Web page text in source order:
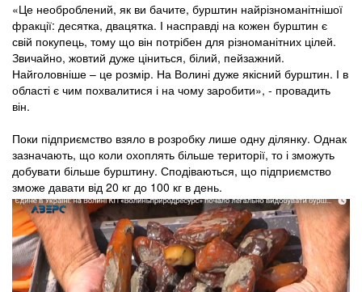
«Це необроблений, як ви бачите, бурштин найрізноманітнішої
фракції: десятка, двацятка. І насправді на кожен бурштин є
свій покупець, тому що він потрібен для різноманітних цілей.
Звичайно, жовтий дуже ціниться, білий, пейзажний.
Найголовніше – це розмір. На Волині дуже якісний бурштин. І в
області є чим похвалитися і на чому заробити», - провадить
він.
Поки підприємство взяло в розробку лише одну ділянку. Однак
зазначають, що коли охоплять більше території, то і зможуть
добувати більше бурштину. Сподіваються, що підприємство
зможе давати від 20 кг до 100 кг в день.